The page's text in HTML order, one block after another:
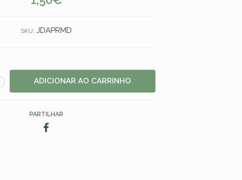
SKU: JDAPRMD
PARTILHAR